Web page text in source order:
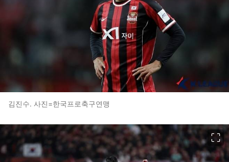
김진수. 사진=한국프로축구연맹